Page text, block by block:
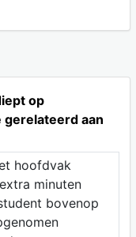
op
aan
hoofdvak
minuten
bovenop